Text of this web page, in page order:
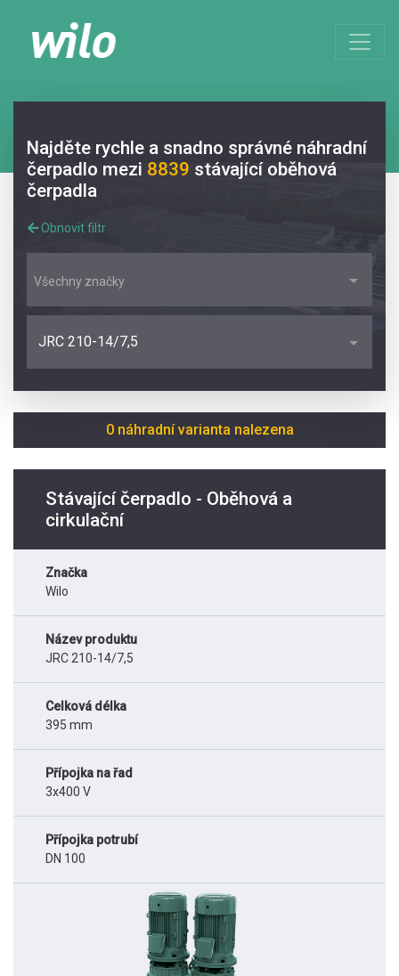
Najděte rychle a snadno správné náhradní
čerpadlo mezi 8839 stávající oběhová
čerpadla
Obnovit filtr
Všechny značky
JRC 210-14/7,5
0 náhradní varianta nalezena
Stávající čerpadlo - Oběhová a
cirkulační
Značka
Wilo
Název produktu
JRC 210-14/7,5
Celková délka
395 mm
Přípojka na řad
3x400 V
Přípojka potrubí
DN 100